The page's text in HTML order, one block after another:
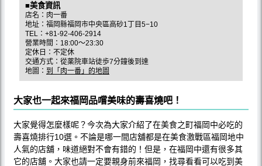
■美食資訊
店名：肉一番
地址：福岡縣福岡市中央區高砂1丁目5−10
TEL：+81-92-406-2914
營業時間：18:00～23:30
定休日：不定休
交通方式：從薬院車站徒歩7分鐘後到達
地圖： 到「肉一番」的地圖
大家也一起來福岡品嚐美味的壽喜燒吧！
大家覺得怎麼樣呢？今次為大家介紹了在美食之町福岡中必吃的
壽喜燒排行10選。不論是哪一間店舖都是在美食激戰區福岡地中
人氣的店舖，味道絕對不會有錯的！但是，在福岡中還有很多其
它的店舖。大家也請一定要親身前來福岡，找尋看看可以吃到美